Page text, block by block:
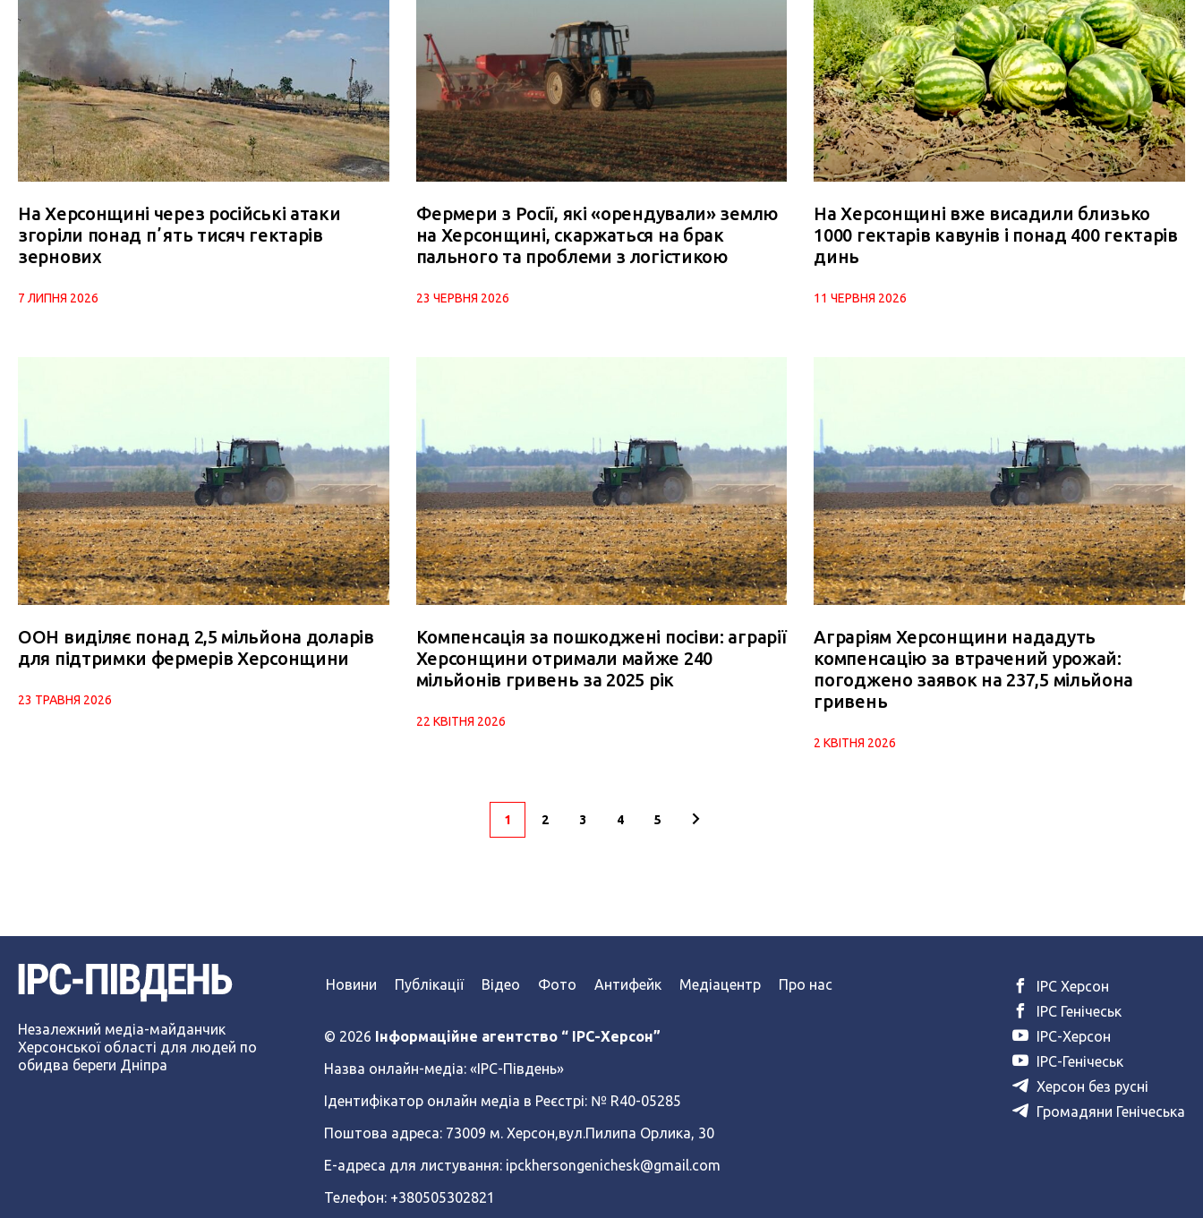
На Херсонщині через російські атаки
згоріли понад пʼять тисяч гектарів
зернових
7 ЛИПНЯ 2026
Фермери з Росії, які «орендували» землю
на Херсонщині, скаржаться на брак
пального та проблеми з логістикою
23 ЧЕРВНЯ 2026
На Херсонщині вже висадили близько
1000 гектарів кавунів і понад 400 гектарів
динь
11 ЧЕРВНЯ 2026
ООН виділяє понад 2,5 мільйона доларів
для підтримки фермерів Херсонщини
23 ТРАВНЯ 2026
Компенсація за пошкоджені посіви: аграрії
Херсонщини отримали майже 240
мільйонів гривень за 2025 рік
22 КВІТНЯ 2026
Аграріям Херсонщини нададуть
компенсацію за втрачений урожай:
погоджено заявок на 237,5 мільйона
гривень
2 КВІТНЯ 2026
1 2 3 4 5
Незалежний медіа-майданчик
Херсонської області для людей по
обидва береги Дніпра
Новини Публікації Відео Фото Антифейк Медіацентр Про нас
© 2026 Інформаційне агентство “ IPC-Херсон”
Назва онлайн-медіа: «ІРС-Південь»
Ідентифікатор онлайн медіа в Реєстрі: № R40-05285
Поштова адреса: 73009 м. Херсон,вул.Пилипа Орлика, 30
Е-адреса для листування: ipckhersongenichesk@gmail.com
Телефон: +380505302821
ІРС Херсон
ІРС Генічеськ
ІРС-Херсон
ІРС-Генічеськ
Херсон без русні
Громадяни Генічеська